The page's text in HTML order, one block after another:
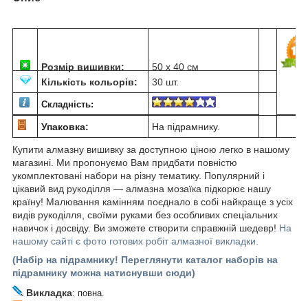
Розмір вишивки:
50 х 40 см
Кількість кольорів:
30 шт.
Складність:
Упаковка: На підрамнику.
Купити алмазну вишивку за доступною ціною легко в нашому
магазині. Ми пропонуємо Вам придбати повністю
укомплектовані набори на різну тематику. Популярний і
цікавий вид рукоділля ― алмазна мозаїка підкорює нашу
країну! Малювання камінням поєднало в собі найкраще з усіх
видів рукоділля, своїми руками без особливих спеціальних
навичок і досвіду. Ви зможете створити справжній шедевр! На
нашому сайті є фото готових робіт алмазної викладки.
(Набір на підрамнику! Переглянути каталог наборів на
підрамнику можна натиснувши сюди)
Викладка: повна.